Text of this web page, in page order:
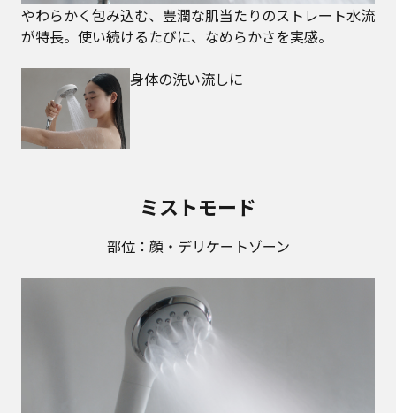
やわらかく包み込む、豊潤な肌当たりのストレート水流
が特長。使い続けるたびに、なめらかさを実感。
身体の洗い流しに
ミストモード
部位：顔・デリケートゾーン